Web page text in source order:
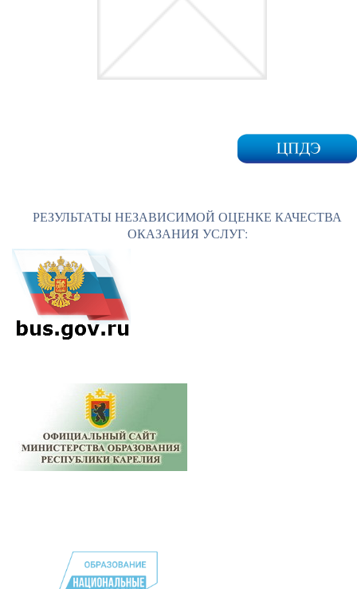
РЕЗУЛЬТАТЫ НЕЗАВИСИМОЙ ОЦЕНКЕ КАЧЕСТВА
ОКАЗАНИЯ УСЛУГ: